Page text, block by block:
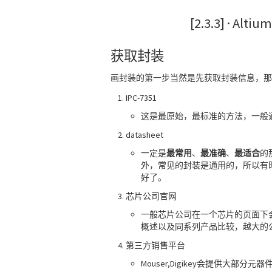
[2.3.3] ·
获取封装
画封装的第一步当然是先获取封装信息，
IPC-7351
这是最原始，最标准的方法，一
datasheet
一定是最常用、 最准确、 最适合的
外，常见的封装是通用的，所以有
好了。
芯片公司官网
一般芯片公司在一个芯片的页面
概述以及同系列产品比较，越大
第三方销售平台
Mouser,Digikey会提供大部分元器